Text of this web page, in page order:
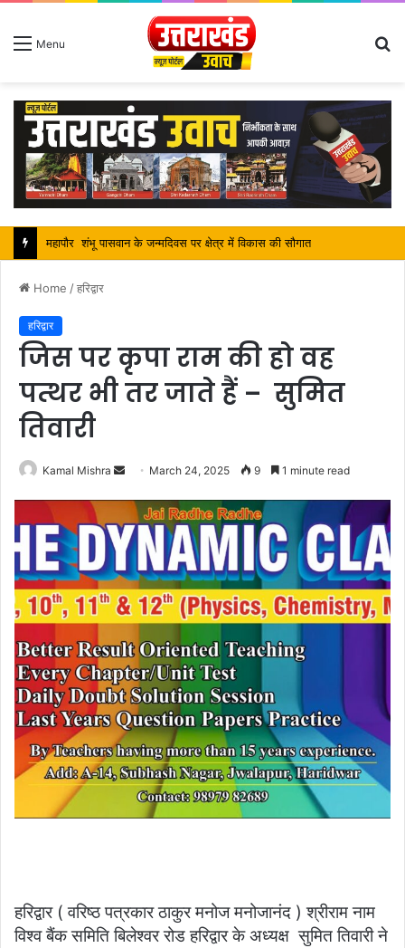
Menu
महापौर शंभू पासवान के जन्मदिवस पर क्षेत्र में विकास की सौगात
Home /हरिद्वार
हरिद्वार
जिस पर कृपा राम की हो वह
पत्थर भी तर जाते हैं – सुमित
तिवारी
Kamal Mishra
Send
email
March 24, 2025 9 1 minute read
हरिद्वार ( वरिष्ठ पत्रकार ठाकुर मनोज मनोजानंद ) श्रीराम नाम
विश्व बैंक समिति बिलेश्वर रोड हरिद्वार के अध्यक्ष सुमित तिवारी ने